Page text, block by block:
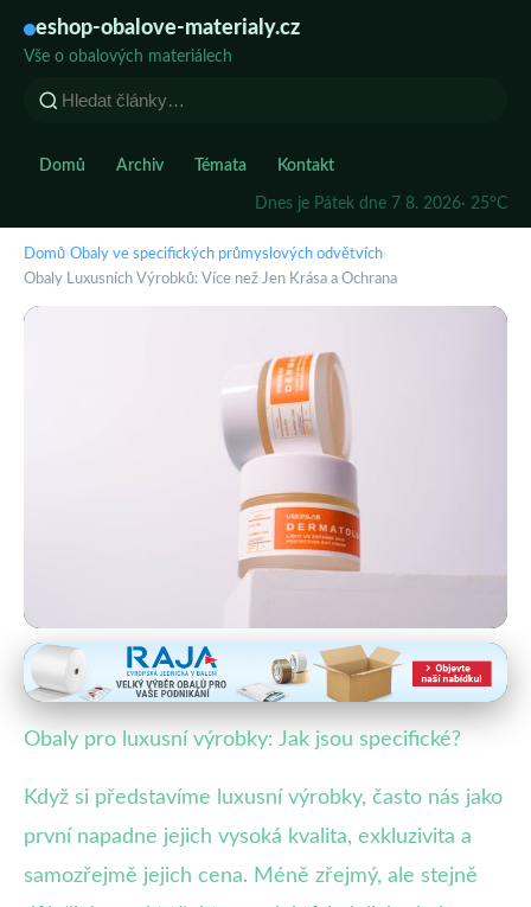
eshop-obalove-materialy.cz
Vše o obalových materiálech
Domů Archiv Témata Kontakt
Dnes je Pátek dne 7 8. 2026· 25°C
Domů›Obaly ve specifických průmyslových odvětvích›
Obaly Luxusních Výrobků: Více než Jen Krása a Ochrana
Obaly ve specifických průmyslových odvětvích
Obaly Luxusních Výrobků: Více
Obaly pro luxusní výrobky: Jak jsou specifické?
Když si představíme luxusní výrobky, často nás jako
první napadne jejich vysoká kvalita, exkluzivita a
samozřejmě jejich cena. Méně zřejmý, ale stejně